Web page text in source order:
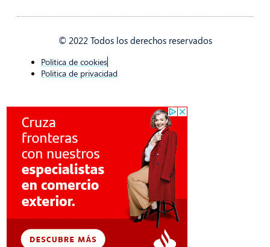
© 2022 Todos los derechos reservados
Politica de cookies
Politica de privacidad